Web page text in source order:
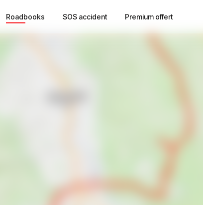
Roadbooks SOS accident Premium offert